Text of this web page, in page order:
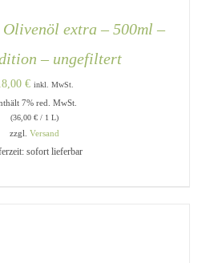
Olivenöl extra – 500ml –
– ungefiltert
€ inkl. MwSt.
7% red. MwSt.
(36,00 € / 1 L)
zzgl. Versand
sofort lieferbar